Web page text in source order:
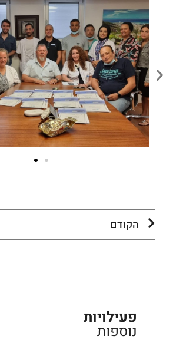
הקודם
פעילויות
נוספות